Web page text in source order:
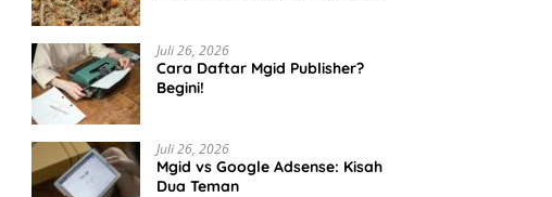
Juli 26, 2026
Cara Daftar Mgid Publisher?
Begini!
Juli 26, 2026
Mgid vs Google Adsense: Kisah
Dua Teman